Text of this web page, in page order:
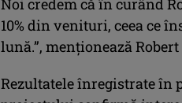
10% din venituri, ceea ce
lună.”, menționează
Rezultatele înregistrate în